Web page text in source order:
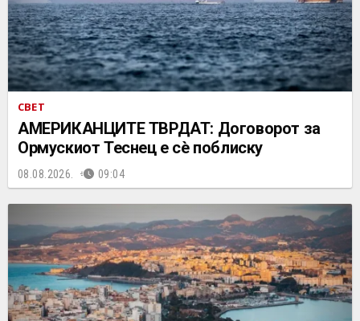
СВЕТ
АМЕРИКАНЦИТЕ ТВРДАТ: Договорот за
Ормускиот Теснец е сè поблиску
08.08.2026. 09:04